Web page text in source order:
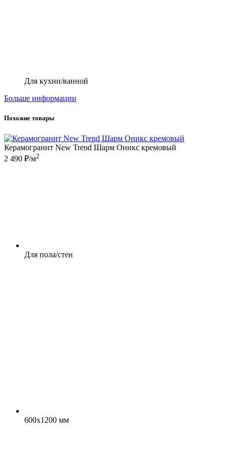
Для кухни/ванной
Больше информации
Похожие товары
Керамогранит New Trend Шарм Оникс кремовый
2 490 ₽/м2
Для пола/стен
600x1200 мм